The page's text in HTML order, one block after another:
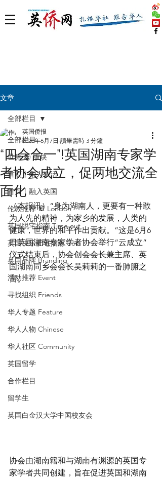
文章
全部栏目
世界 🌎 版块
首页丨华人生活
首页丨融入英国
伦敦推荐 🎡 London
英国脱宅指南 Time out
英国快乐肥宅指南 Cola
英国品牌 Branding
活动推荐 Event
寻找组织 Friends
华人专题 Feature
华人人物 Chinese
华人社区 Community
英国留学
合作栏目
留学生
英国白金汉大学中国校友会
全部栏目
“四会合一”!英国湖南专家学
者协会成立，促两地交流全
面化
英国侨报
2020年6月7日 讀畢需時 3 分鐘
（本报讯）“身为湖南人，更要有一种敢
为人先的精神，为家乡的发展，人类的
健康，世界的和平作出贡献。”这是6月6
日英国湖南专家学者协会举行“云成立”
仪式结束后， 协会创会会长兼主席、英
国湖南同乡会会长吴莉莉的一番肺腑之
言。
协会由湖南籍和与湖南有渊源的英国专
家学者共同创建，旨在促进英国和湖南